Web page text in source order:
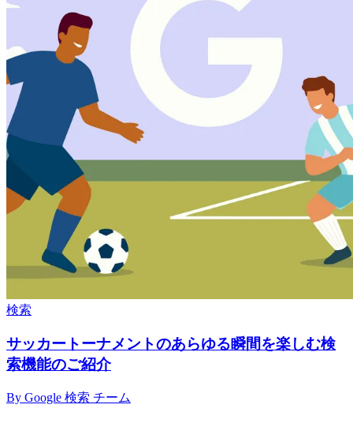
検索
サッカートーナメントのあらゆる瞬間を楽しむ検
索機能のご紹介
By Google 検索 チーム